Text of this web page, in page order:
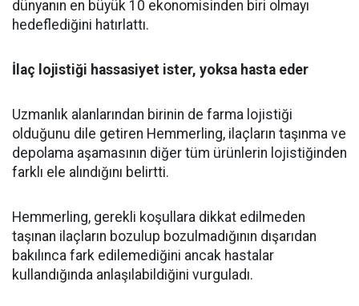
dünyanın en büyük 10 ekonomisinden biri olmayı
hedeflediğini hatırlattı.
İlaç lojistiği hassasiyet ister, yoksa hasta eder
Uzmanlık alanlarından birinin de farma lojistiği
olduğunu dile getiren Hemmerling, ilaçların taşınma ve
depolama aşamasının diğer tüm ürünlerin lojistiğinden
farklı ele alındığını belirtti.
Hemmerling, gerekli koşullara dikkat edilmeden
taşınan ilaçların bozulup bozulmadığının dışarıdan
bakılınca fark edilemediğini ancak hastalar
kullandığında anlaşılabildiğini vurguladı.